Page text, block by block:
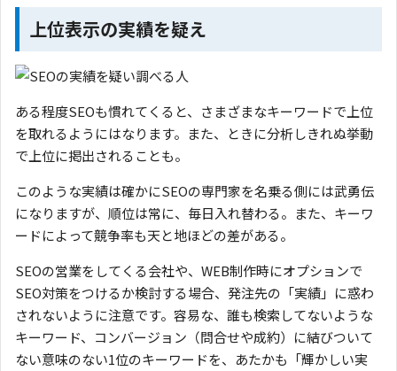
上位表示の実績を疑え
ある程度SEOも慣れてくると、さまざまなキーワードで上位
を取れるようにはなります。また、ときに分析しきれぬ挙動
で上位に掲出されることも。
このような実績は確かにSEOの専門家を名乗る側には武勇伝
になりますが、順位は常に、毎日入れ替わる。また、キーワ
ードによって競争率も天と地ほどの差がある。
SEOの営業をしてくる会社や、WEB制作時にオプションで
SEO対策をつけるか検討する場合、発注先の「実績」に惑わ
されないように注意です。容易な、誰も検索してないような
キーワード、コンバージョン（問合せや成約）に結びついて
ない意味のない1位のキーワードを、あたかも「輝かしい実